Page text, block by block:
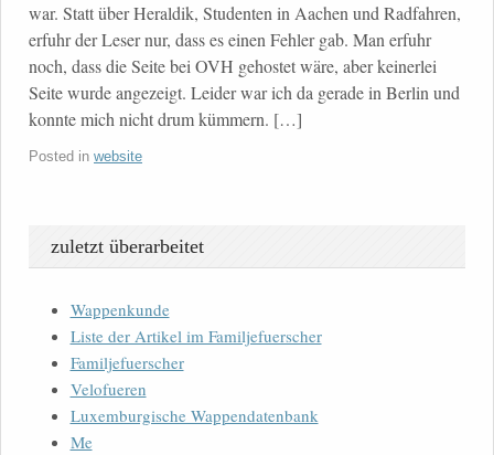
war. Statt über Heraldik, Studenten in Aachen und Radfahren,
erfuhr der Leser nur, dass es einen Fehler gab. Man erfuhr
noch, dass die Seite bei OVH gehostet wäre, aber keinerlei
Seite wurde angezeigt. Leider war ich da gerade in Berlin und
konnte mich nicht drum kümmern. […]
Posted in website
zuletzt überarbeitet
Wappenkunde
Liste der Artikel im Familjefuerscher
Familjefuerscher
Velofueren
Luxemburgische Wappendatenbank
Me